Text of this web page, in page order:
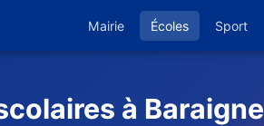
Mairie Écoles Sport
à Baraigne